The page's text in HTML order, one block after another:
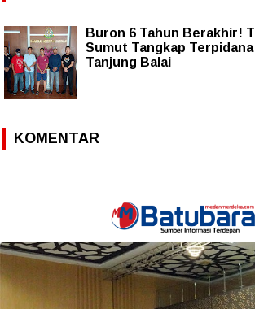
Buron 6 Tahun Berakhir!
Sumut Tangkap
Tanjung Balai
KOMENTAR